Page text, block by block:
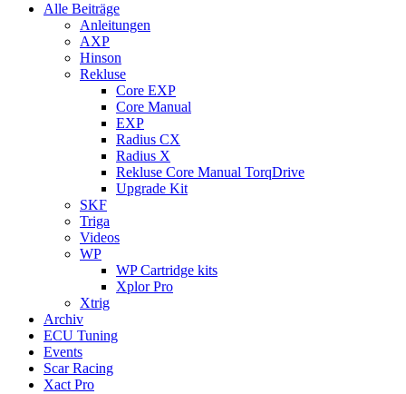
Alle Beiträge
Anleitungen
AXP
Hinson
Rekluse
Core EXP
Core Manual
EXP
Radius CX
Radius X
Rekluse Core Manual TorqDrive
Upgrade Kit
SKF
Triga
Videos
WP
WP Cartridge kits
Xplor Pro
Xtrig
Archiv
ECU Tuning
Events
Scar Racing
Xact Pro